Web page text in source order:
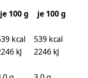
je 100g
je 100 g
kcal
539 kcal
kJ
2246 kJ